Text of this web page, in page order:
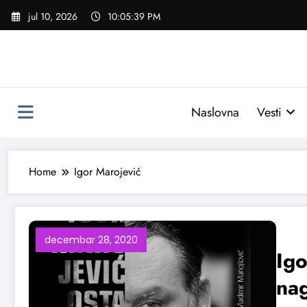
Skoči
jul 10, 2026 10:05:40 PM
Naslovna Vesti
Home Igor Marojević
decembar 28, 2020